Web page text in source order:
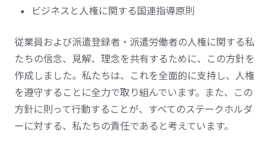
ビジネスと人権に関する国連指導原則
従業員および派遣登録者・派遣労働者の人権に関する私
たちの信念、見解、理念を共有するために、この方針を
作成しました。私たちは、これを全面的に支持し、人権
を遵守することに全力で取り組んでいます。また、この
方針に則って行動することが、すべてのステークホルダ
ーに対する、私たちの責任であると考えています。